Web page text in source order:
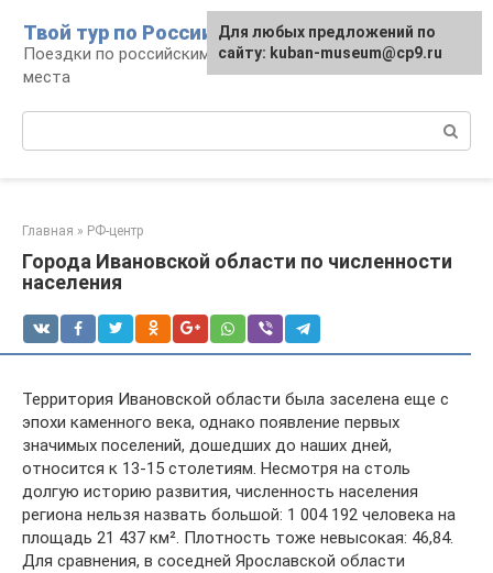
контенту
Твой тур по России
Поездки по российским городам, маршруты и
места
Главная » РФ-центр
Города Ивановской области по численности
населения
Территория Ивановской области была заселена еще с
эпохи каменного века, однако появление первых
значимых поселений, дошедших до наших дней,
относится к 13-15 столетиям. Несмотря на столь
долгую историю развития, численность населения
региона нельзя назвать большой: 1 004 192 человека на
площадь 21 437 км². Плотность тоже невысокая: 46,84.
Для сравнения, в соседней Ярославской области
Для любых предложений по
сайту: kuban-museum@cp9.ru